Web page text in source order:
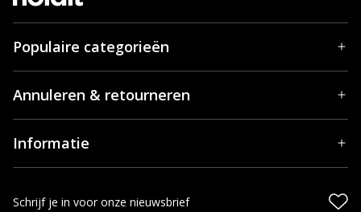
Populaire categorieën
Annuleren & retourneren
Informatie
Schrijf je in voor onze nieuwsbrief